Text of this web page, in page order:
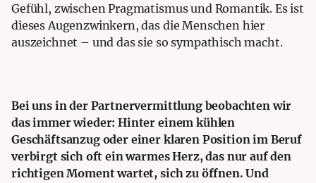
Gefühl, zwischen Pragmatismus und Romantik. Es ist
dieses Augenzwinkern, das die Menschen hier
auszeichnet – und das sie so sympathisch macht.
Bei uns in der Partnervermittlung beobachten wir
das immer wieder: Hinter einem kühlen
Geschäftsanzug oder einer klaren Position im Beruf
verbirgt sich oft ein warmes Herz, das nur auf den
richtigen Moment wartet, sich zu öffnen. Und